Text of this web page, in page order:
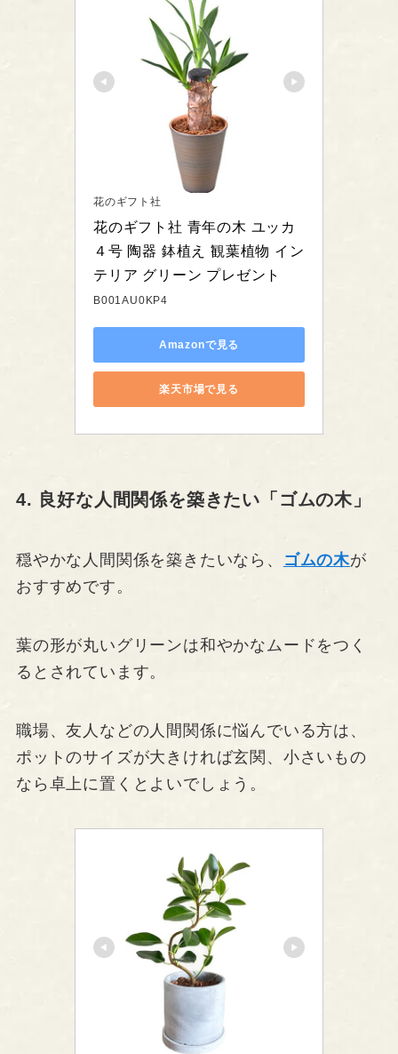
花のギフト社
花のギフト社 青年の木 ユッカ
４号 陶器 鉢植え 観葉植物 イン
テリア グリーン プレゼント
B001AU0KP4
Amazonで見る
楽天市場で見る
4. 良好な人間関係を築きたい「ゴムの木」
穏やかな人間関係を築きたいなら、 ゴムの木が
おすすめです。
葉の形が丸いグリーンは和やかなムードをつく
るとされています。
職場、友人などの人間関係に悩んでいる方は、
ポットのサイズが大きければ玄関、小さいもの
なら卓上に置くとよいでしょう。